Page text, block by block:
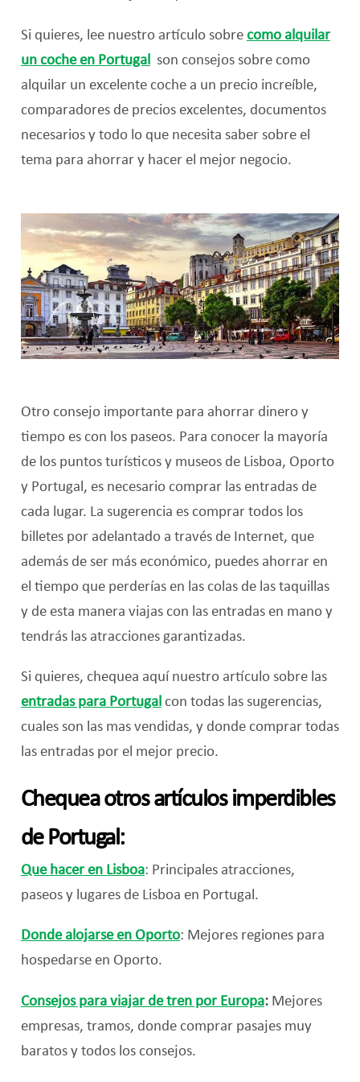
Si quieres, lee nuestro artículo sobre como alquilar
un coche en Portugalson consejos sobre como
alquilar un excelente coche a un precio increíble,
comparadores de precios excelentes, documentos
necesarios y todo lo que necesita saber sobre el
tema para ahorrar y hacer el mejor negocio.
Otro consejo importante para ahorrar dinero y
tiempo es con los paseos. Para conocer la mayoría
de los puntos turísticos y museos de Lisboa, Oporto
y Portugal, es necesario comprar las entradas de
cada lugar. La sugerencia es comprar todos los
billetes por adelantado a través de Internet, que
además de ser más económico, puedes ahorrar en
el tiempo que perderías en las colas de las taquillas
y de esta manera viajas con las entradas en mano y
tendrás las atracciones garantizadas.
Si quieres, chequea aquí nuestro artículo sobre las
entradas para Portugalcon todas las sugerencias,
cuales son las mas vendidas, y donde comprar todas
las entradas por el mejor precio.
Chequea otros artículos imperdibles
de Portugal:
Que hacer en Lisboa: Principales atracciones,
paseos y lugares de Lisboa en Portugal.
Donde alojarse en Oporto: Mejores regiones para
hospedarse en Oporto.
Consejos para viajar de tren por Europa:Mejores
empresas, tramos, donde comprar pasajes muy
baratos y todos los consejos.